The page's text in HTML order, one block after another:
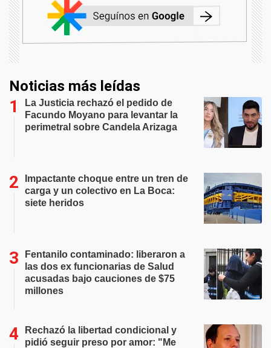
Noticias más leídas
La Justicia rechazó el pedido de
Facundo Moyano para levantar la
perimetral sobre Candela Arizaga
Impactante choque entre un tren de
carga y un colectivo en La Boca:
siete heridos
Fentanilo contaminado: liberaron a
las dos ex funcionarias de Salud
acusadas bajo cauciones de $75
millones
Rechazó la libertad condicional y
pidió seguir preso por amor: "Me